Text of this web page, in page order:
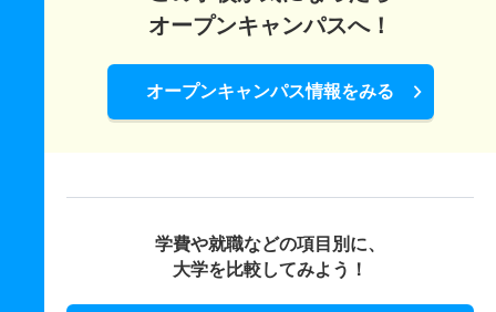
オープンキャンパスへ！
オープンキャンパス情報をみる
学費や就職などの項目別に、
大学を比較してみよう！